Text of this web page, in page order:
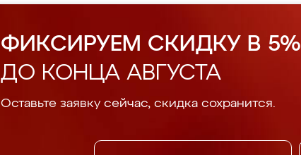
ФИКСИРУЕМ СКИДКУ В 5%
ДО КОНЦА АВГУСТА
Оставьте заявку сейчас, скидка сохранится.